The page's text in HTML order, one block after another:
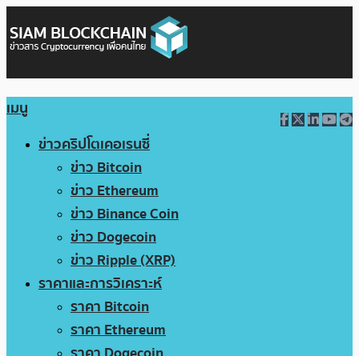
เมนู
ข่าวคริปโตเคอเรนซี่
ข่าว Bitcoin
ข่าว Ethereum
ข่าว Binance Coin
ข่าว Dogecoin
ข่าว Ripple (XRP)
ราคาและการวิเคราะห์
ราคา Bitcoin
ราคา Ethereum